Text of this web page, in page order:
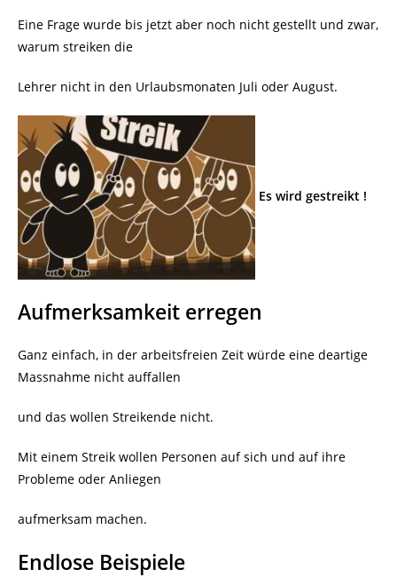
Eine Frage wurde bis jetzt aber noch nicht gestellt und zwar,
warum streiken die
Lehrer nicht in den Urlaubsmonaten Juli oder August.
Es wird gestreikt !
Aufmerksamkeit erregen
Ganz einfach, in der arbeitsfreien Zeit würde eine deartige
Massnahme nicht auffallen
und das wollen Streikende nicht.
Mit einem Streik wollen Personen auf sich und auf ihre
Probleme oder Anliegen
aufmerksam machen.
Endlose Beispiele